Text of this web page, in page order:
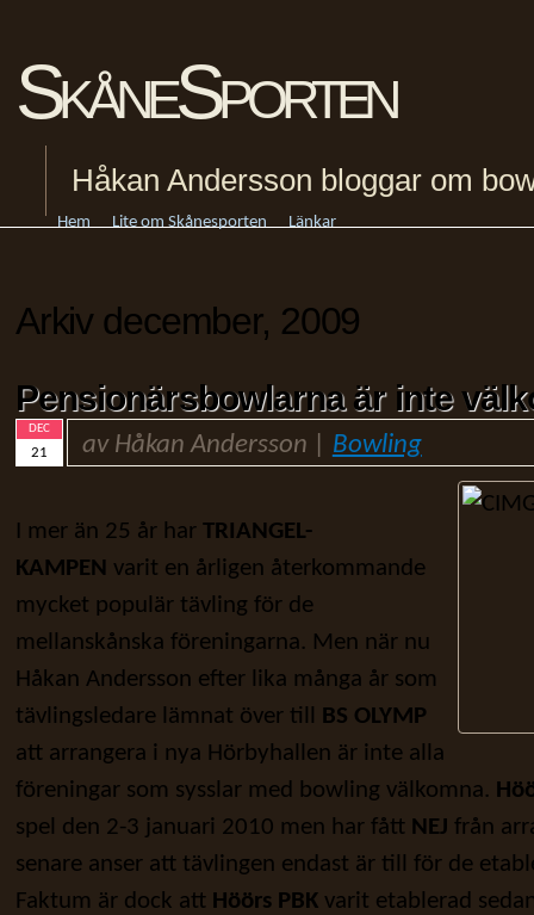
SkåneSporten
Håkan Andersson bloggar om
Hem Lite om Skånesporten Länkar
Arkiv december, 2009
Pensionärsbowlarna är inte
DEC
21 av Håkan Andersson | Bowling
I mer än 25 år har TRIANGEL-
KAMPEN varit en årligen återkommande
mycket populär tävling för de
mellanskånska föreningarna. Men när nu
Håkan Andersson efter lika många år som
tävlingsledare lämnat över till
BS OLYMP
att arrangera i nya Hörbyhallen är inte alla
föreningar som sysslar med bowling välkomna.
spel den 2-3 januari 2010 men har fått NEJ från
senare anser att tävlingen endast är till för de
Faktum är dock att Höörs PBKvarit etablerad